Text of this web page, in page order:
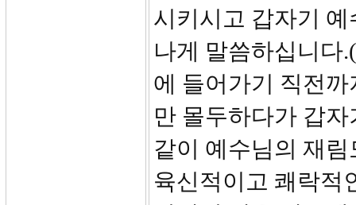
시키시고 갑자기
나게 말씀하십니다
에 들어가기 직전
만 몰두하다가 갑
같이 예수님의 재
육신적이고 쾌락적